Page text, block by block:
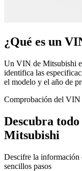
¿Qué es un
Un VIN de Mitsubishi
identifica las
el modelo y el año de
Comprobación del VIN
Descubra
Mitsubishi
Descifre la información
sencillos pasos